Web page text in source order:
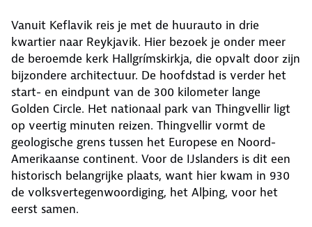
Vanuit Keflavik reis je met de huurauto in drie
kwartier naar Reykjavik. Hier bezoek je onder meer
de beroemde kerk Hallgrímskirkja, die opvalt door zijn
bijzondere architectuur. De hoofdstad is verder het
start- en eindpunt van de 300 kilometer lange
Golden Circle. Het nationaal park van Thingvellir ligt
op veertig minuten reizen. Thingvellir vormt de
geologische grens tussen het Europese en Noord-
Amerikaanse continent. Voor de IJslanders is dit een
historisch belangrijke plaats, want hier kwam in 930
de volksvertegenwoordiging, het Alþing, voor het
eerst samen.